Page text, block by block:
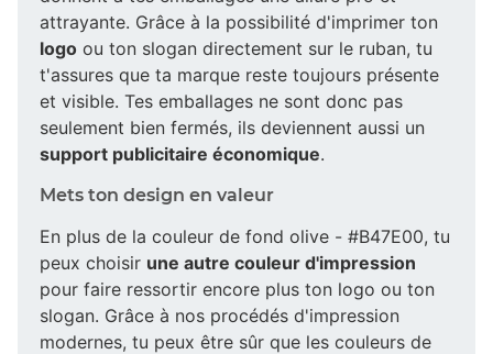
attrayante. Grâce à la possibilité d'imprimer ton
logo ou ton slogan directement sur le ruban, tu
t'assures que ta marque reste toujours présente
et visible. Tes emballages ne sont donc pas
seulement bien fermés, ils deviennent aussi un
support publicitaire économique.
Mets ton design en valeur
En plus de la couleur de fond olive - #B47E00, tu
peux choisir une autre couleur d'impression
pour faire ressortir encore plus ton logo ou ton
slogan. Grâce à nos procédés d'impression
modernes, tu peux être sûr que les couleurs de